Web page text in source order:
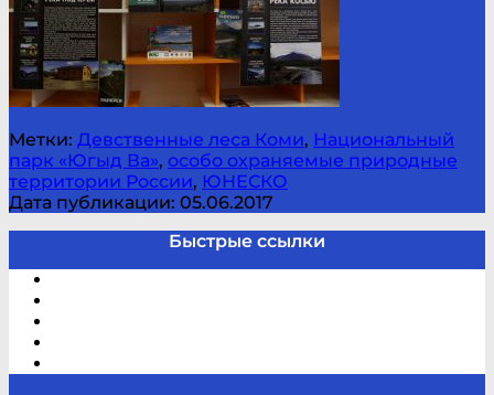
Метки: Девственные леса Коми, Национальный
парк «Югыд Ва», особо охраняемые природные
территории России, ЮНЕСКО
Дата публикации: 05.06.2017
Быстрые ссылки